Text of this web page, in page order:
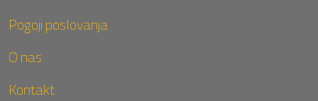
Pogoji poslovanja
O nas
Kontakt